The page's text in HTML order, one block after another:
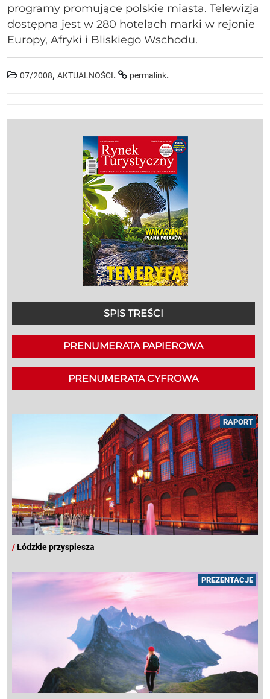
programy promujące polskie miasta. Telewizja
dostępna jest w 280 hotelach marki w rejonie
Europy, Afryki i Bliskiego Wschodu.
07/2008, AKTUALNOŚCI. permalink.
SPIS TREŚCI
PRENUMERATA PAPIEROWA
PRENUMERATA CYFROWA
RAPORT
/Łódzkie przyspiesza
PREZENTACJE